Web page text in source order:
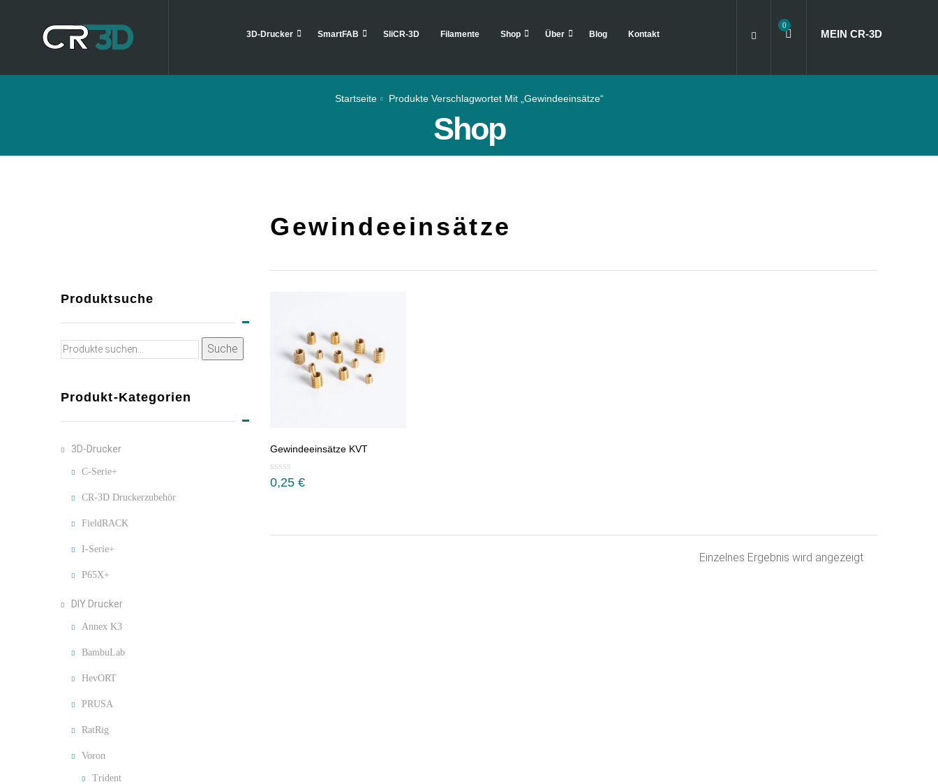
3D-Drucker SmartFAB SliCR-3D Filamente Shop Über Blog Kontakt
0
MEIN CR‑3D
Startseite Produkte Verschlagwortet Mit „Gewindeeinsätze“
Shop
Produktsuche
Suche
Suche
Produkt-Kategorien
3D-Drucker
C-Serie+
CR-3D Druckerzubehör
FieldRACK
I-Serie+
P65X+
DIY Drucker
Annex K3
BambuLab
HevORT
PRUSA
RatRig
Voron
Trident
Gewindeeinsätze
Gewindeeinsätze KVT
0,25 €
Einzelnes Ergebnis wird angezeigt